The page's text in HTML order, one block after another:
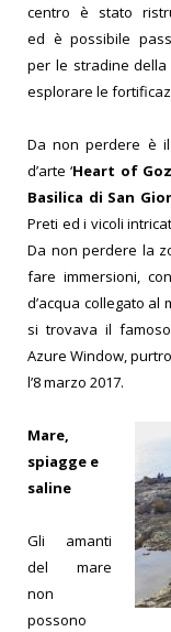
centro è stato
ed è possibile
per le stradine della
esplorare le
Da non perdere è
d’arte ‘Heart of
Basilica di San
Preti ed i vicoli
Da non perdere la
fare immersioni,
d’acqua collegato
si trovava il
Azure Window,
l’8 marzo 2017.
Mare,
spiagge e
saline
Gli amanti
del mare
non
possono